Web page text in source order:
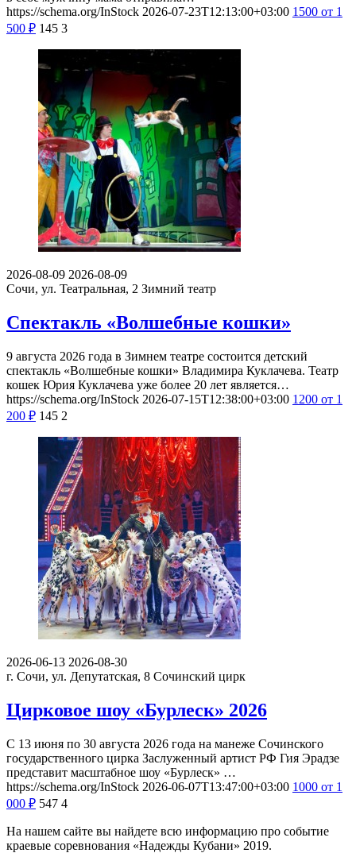
https://schema.org/InStock 2026-07-23T12:13:00+03:00 1500 от 1
500 ₽ 145 3
2026-08-09 2026-08-09
Сочи, ул. Театральная, 2 Зимний театр
Спектакль «Волшебные кошки»
9 августа 2026 года в Зимнем театре состоится детский
спектакль «Волшебные кошки» Владимира Куклачева. Театр
кошек Юрия Куклачева уже более 20 лет является…
https://schema.org/InStock 2026-07-15T12:38:00+03:00 1200 от 1
200 ₽ 145 2
2026-06-13 2026-08-30
г. Сочи, ул. Депутатская, 8 Сочинский цирк
Цирковое шоу «Бурлеск» 2026
С 13 июня по 30 августа 2026 года на манеже Сочинского
государственного цирка Заслуженный артист РФ Гия Эрадзе
представит масштабное шоу «Бурлеск» …
https://schema.org/InStock 2026-06-07T13:47:00+03:00 1000 от 1
000 ₽ 547 4
На нашем сайте вы найдете всю информацию про событие
краевые соревнования «Надежды Кубани» 2019.